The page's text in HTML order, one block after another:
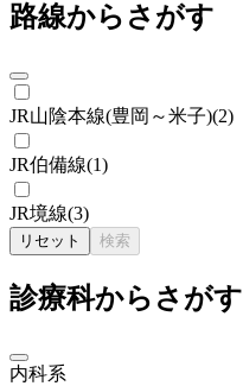
路線からさがす
JR山陰本線(豊岡～米子)(2)
JR伯備線(1)
JR境線(3)
リセット 検索
診療科からさがす
内科系